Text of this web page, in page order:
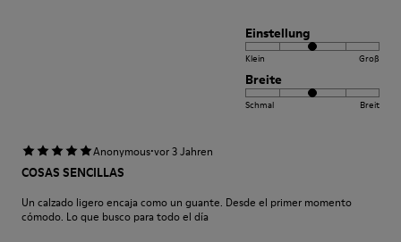
Einstellung
Klein Groß
Breite
Schmal Breit
Anonymous·vor 3 Jahren
COSAS SENCILLAS
Un calzado ligero encaja como un guante. Desde el primer momento
cómodo. Lo que busco para todo el día